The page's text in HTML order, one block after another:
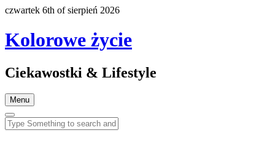
czwartek 6th of sierpień 2026
Kolorowe życie
Ciekawostki & Lifestyle
Menu